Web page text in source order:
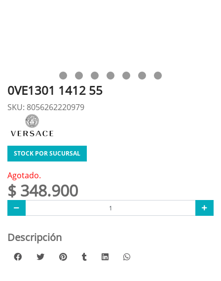
0VE1301 1412 55
SKU: 8056262220979
STOCK POR SUCURSAL
Agotado.
$ 348.900
Descripción